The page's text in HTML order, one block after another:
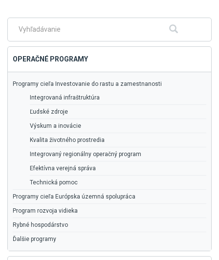
menuFulltextové
Hľadať
OPERAČNÉ PROGRAMY
Programy cieľa Investovanie do rastu a zamestnanosti
Integrovaná infraštruktúra
Ľudské zdroje
Výskum a inovácie
Kvalita životného prostredia
Integrovaný regionálny operačný program
Efektívna verejná správa
Technická pomoc
Programy cieľa Európska územná spolupráca
Program rozvoja vidieka
Rybné hospodárstvo
Ďalšie programy